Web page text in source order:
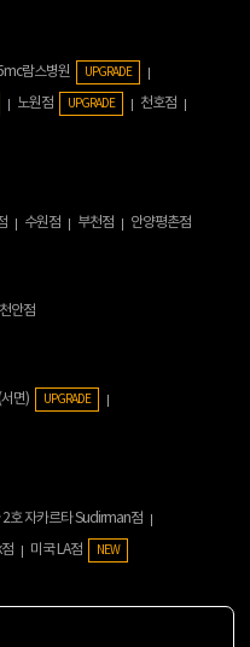
람스병원 UPGRADE
노원점 UPGRADE
천호점
수원점 부천점 안양평촌점
천안점
면) UPGRADE
2호 자카르타 Sudirman점
미국 LA점 NEW